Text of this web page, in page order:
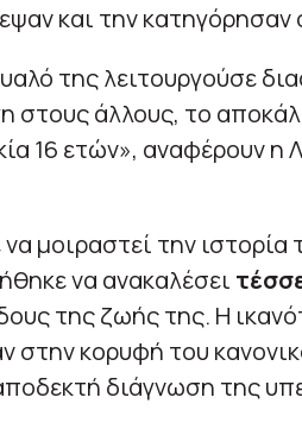
και την κατηγόρησαν
της λειτουργούσε
στους άλλους, το
16 ετών», αναφέρουν η
μοιραστεί την ιστορία
να ανακαλέσει
της ζωής της. Η
στην κορυφή του
διάγνωση της